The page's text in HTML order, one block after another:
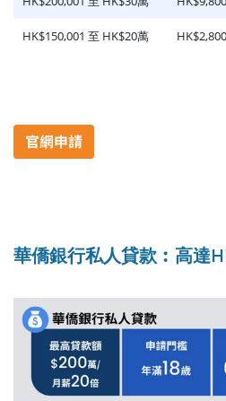
HK$150,001 至 HK$20萬 HK$2,800
華僑銀行私人貸款︰高達